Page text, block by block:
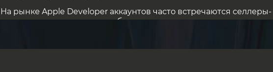
На рынке Apple Developer аккаунтов часто встречаются селлеры-
однодневки: сегодня они работают, завтра пропадают, а клиент
стабильную инфраструктуру, понятные условия, быструю выдачу